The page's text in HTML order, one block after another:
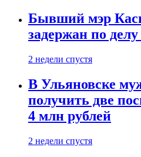
Бывший мэр
задержан по делу
2 недели спустя
В Ульяновске
получить две
4 млн рублей
2 недели спустя